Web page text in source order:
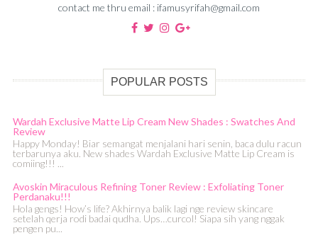
contact me thru email : ifamusyrifah@gmail.com
POPULAR POSTS
Wardah Exclusive Matte Lip Cream New Shades : Swatches And
Review
Happy Monday! Biar semangat menjalani hari senin, baca dulu racun
terbarunya aku. New shades Wardah Exclusive Matte Lip Cream is
comiing!!! ...
Avoskin Miraculous Refining Toner Review : Exfoliating Toner
Perdanaku!!!
Hola gengs! How’s life? Akhirnya balik lagi nge review skincare
setelah qerja rodi badai qudha. Ups…curcol! Siapa sih yang nggak
pengen pu...